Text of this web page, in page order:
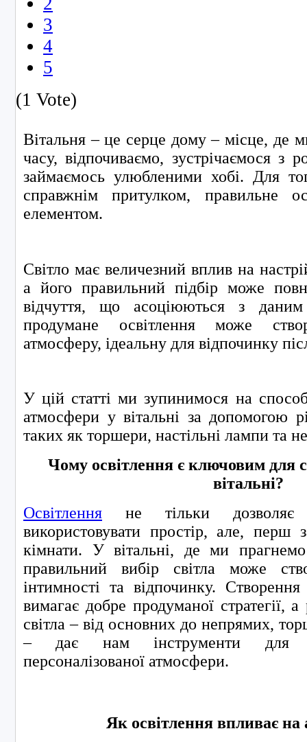
3
4
5
(1 Vote)
Вітальня – це серце дому – місце, де
часу, відпочиваємо, зустрічаємося з
займаємось улюбленими хобі. Для
справжнім притулком, правильне
елементом.
Світло має величезний вплив на
а його правильний підбір може
відчуття, що асоціюються з
продумане освітлення може
атмосферу, ідеальну для відпочинку
У цій статті ми зупинимося на
атмосфери у вітальні за допомогою
таких як торшери, настільні лампи та
Чому освітлення є ключовим для
вітальні?
Освітлення не тільки дозволяє
використовувати простір, але, перш
кімнати. У вітальні, де ми
правильний вибір світла може
інтимності та відпочинку.
вимагає добре продуманої стратегії, а
світла – від основних до непрямих,
– дає нам інструменти для
персоналізованої атмосфери.
Як освітлення впливає на